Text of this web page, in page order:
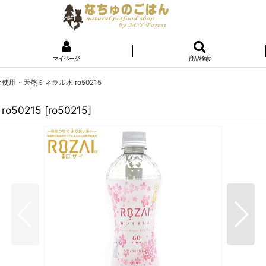
マイページ 商品検索
用・天然ミネラル水 ro50215
ro50215 [ro50215]